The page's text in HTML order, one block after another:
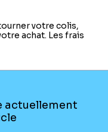
votre colis,
achat. Les frais
actuellement